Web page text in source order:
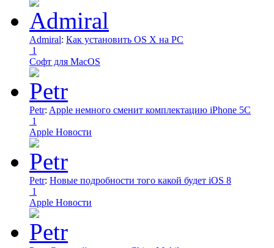
Admiral: Как установить OS X на PC
1
Софт для MacOS
Petr: Apple немного сменит комплектацию iPhone 5C
1
Apple Новости
Petr: Новые подробности того какой будет iOS 8
1
Apple Новости